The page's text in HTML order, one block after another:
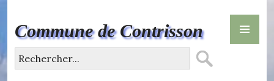
content
Commune de Contrisson